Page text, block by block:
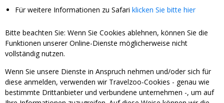
Für weitere Informationen zu Safari klicken Sie bitte hier
Bitte beachten Sie: Wenn Sie Cookies ablehnen, können Sie die
Funktionen unserer Online-Dienste möglicherweise nicht
vollständig nutzen.
Wenn Sie unsere Dienste in Anspruch nehmen und/oder sich für
diese anmelden, verwenden wir Travelzoo-Cookies - genau wie
bestimmte Drittanbieter und verbundene unternehmen -, um auf